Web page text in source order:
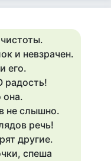
и невзрачен.
его.
радость!
она.
не слышно.
речь!
другие.
спеша